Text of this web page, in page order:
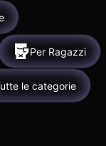
Per Ragazzi
le categorie